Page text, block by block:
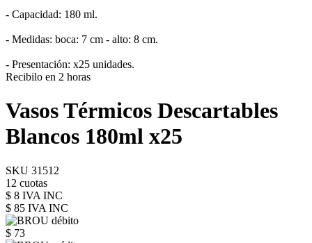
- Capacidad: 180 ml.
- Medidas: boca: 7 cm - alto: 8 cm.
- Presentación: x25 unidades.
Recibilo en 2 horas
Vasos Térmicos Descartables
Blancos 180ml x25
SKU 31512
12 cuotas
$ 8 IVA INC
$ 85 IVA INC
$ 73